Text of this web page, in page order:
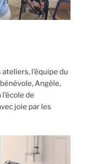
l’équipe du
Angèle,
de
joie par les